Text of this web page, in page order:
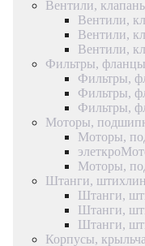
Вентили,
Вентили,
Вентили,
Вентили,
Фильтры,
Фильтры,
Фильтры,
Фильтры,
Моторы,
Моторы,
Моторы,
Штанги,
Штанги,
Штанги,
Штанги,
Корпусы,